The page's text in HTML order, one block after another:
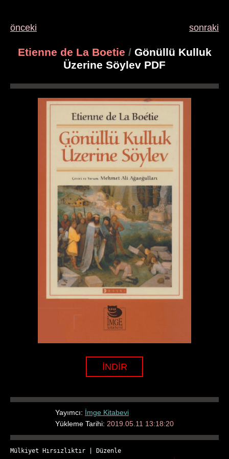
önceki sonraki
Etienne de La Boetie /Gönüllü Kulluk
Üzerine Söylev PDF
İNDİR
Yayımcı: İmge Kitabevi
Yükleme Tarihi: 2019.05.11 13:18:20
Mülkiyet Hırsızlıktır Düzenle